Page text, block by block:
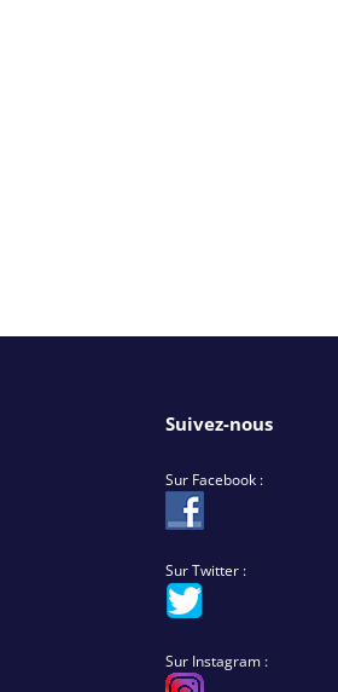
Suivez-nous
Sur Facebook :
Sur Twitter :
Sur Instagram :